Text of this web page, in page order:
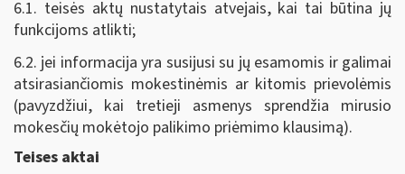
6.1. teisės aktų nustatytais atvejais, kai tai būtina jų
funkcijoms atlikti;
6.2. jei informacija yra susijusi su jų esamomis ir galimai
atsirasiančiomis mokestinėmis ar kitomis prievolėmis
(pavyzdžiui, kai tretieji asmenys sprendžia mirusio
mokesčių mokėtojo palikimo priėmimo klausimą).
Teises aktai